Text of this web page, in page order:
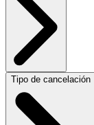
Tipo de cancelación